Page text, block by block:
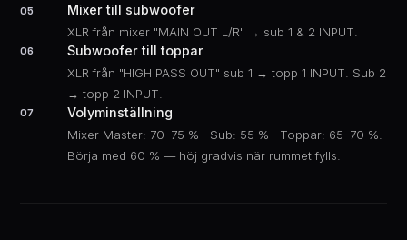
05 Mixer till subwoofer
XLR från mixer "MAIN OUT L/R" → sub 1 & 2 INPUT.
06 Subwoofer till toppar
XLR från "HIGH PASS OUT" sub 1 → topp 1 INPUT. Sub 2
→ topp 2 INPUT.
07 Volyminställning
Mixer Master: 70–75 % · Sub: 55 % · Toppar: 65–70 %.
Börja med 60 % — höj gradvis när rummet fylls.